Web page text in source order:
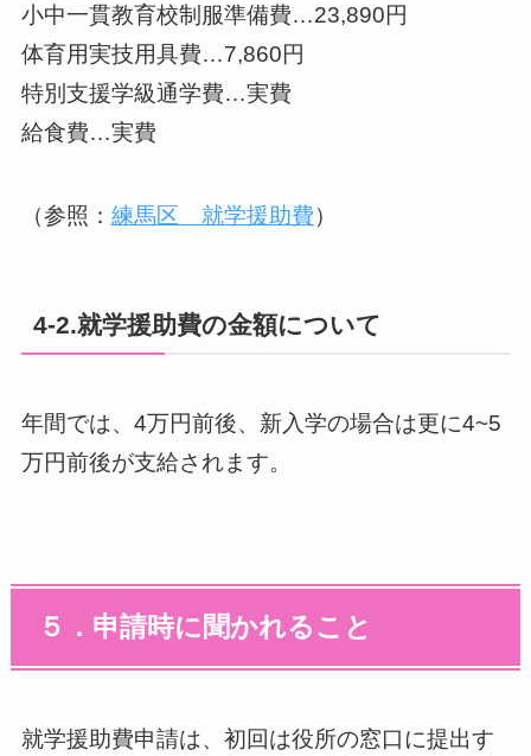
小中一貫教育校制服準備費…23,890円
体育用実技用具費…7,860円
特別支援学級通学費…実費
給食費…実費
（参照： 練馬区 就学援助費）
4-2.就学援助費の金額について
年間では、4万円前後、新入学の場合は更に4~5
万円前後が支給されます。
５．申請時に聞かれること
就学援助費申請は、初回は役所の窓口に提出す